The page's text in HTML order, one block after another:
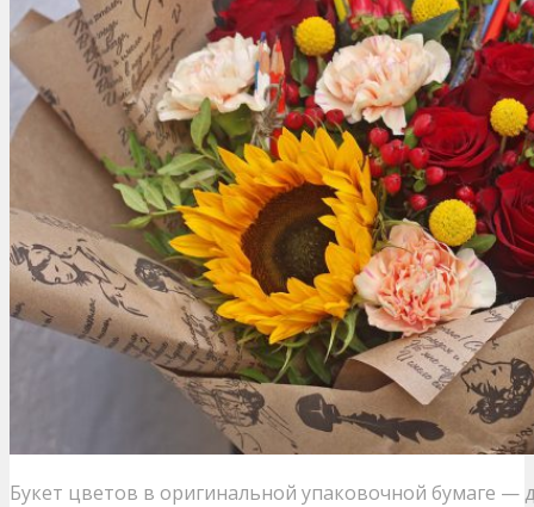
Букет цветов в оригинальной упаковочной бумаге —